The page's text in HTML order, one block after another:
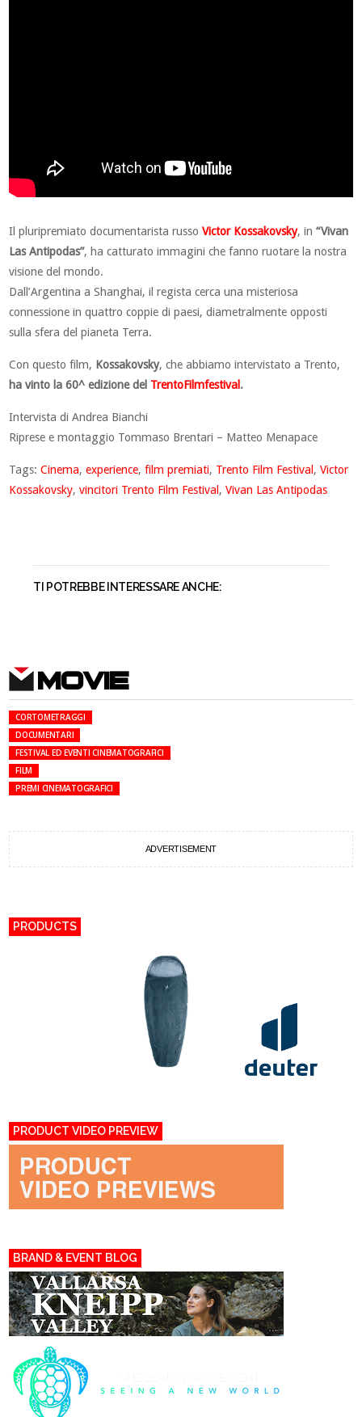
Il pluripremiato documentarista russoVictor Kossakovsky, in“Vivan
Las Antipodas”, ha catturato immagini che fanno ruotare la nostra
visione del mondo.
Dall’Argentina a Shanghai, il regista cerca una misteriosa
connessione in quattro coppie di paesi, diametralmente opposti
sulla sfera del pianeta Terra.
Con questo film, Kossakovsky, che abbiamo intervistato a Trento,
ha vinto la 60^ edizione del TrentoFilmfestival .
Intervista di Andrea Bianchi
Riprese e montaggio Tommaso Brentari – Matteo Menapace
Tags:Cinema,experience,film premiati, Trento Film Festival ,Victor
Kossakovsky,vincitori Trento Film Festival ,Vivan Las Antipodas
TI POTREBBE INTERESSARE ANCHE:
MOVIE
CORTOMETRAGGI
DOCUMENTARI
FESTIVAL ED EVENTI CINEMATOGRAFICI
FILM
PREMI CINEMATOGRAFICI
ADVERTISEMENT
PRODUCTS
PRODUCT VIDEO PREVIEW
BRAND & EVENT BLOG